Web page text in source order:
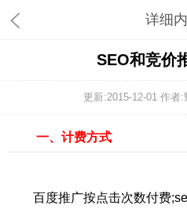
详细
SEO和竞价
更新:2015-12-01 作者
一、计费方式
百度推广按点击次数付费